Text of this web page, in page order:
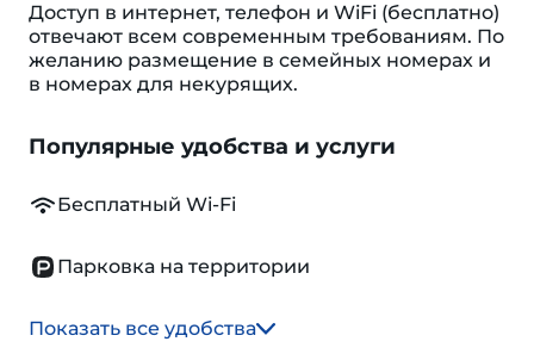
Доступ в интернет, телефон и WiFi (бесплатно)
отвечают всем современным требованиям. По
желанию размещение в семейных номерах и
в номерах для некурящих.
Популярные удобства и услуги
Бесплатный Wi-Fi
Парковка на территории
Показать все удобства